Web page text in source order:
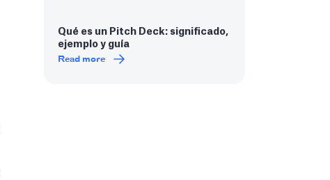
Qué es un Pitch Deck: significado,
ejemplo y guía
Read more